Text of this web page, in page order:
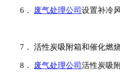
6． 废气处理公司 设置补冷
7． 活性炭吸附箱和催化燃
8． 废气处理公司 活性炭吸